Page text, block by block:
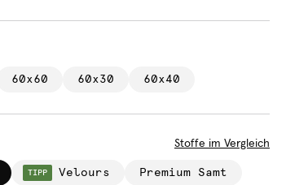
60x60 60x30 60x40
Stoffe im Vergleich
TIPP Velours Premium Samt